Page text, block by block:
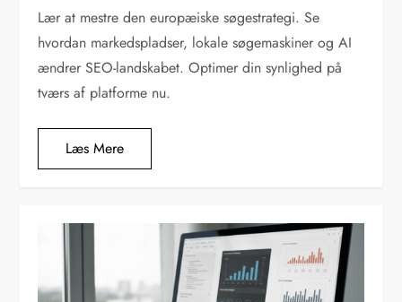
Lær at mestre den europæiske søgestrategi. Se
hvordan markedspladser, lokale søgemaskiner og AI
ændrer SEO-landskabet. Optimer din synlighed på
tværs af platforme nu.
Læs Mere